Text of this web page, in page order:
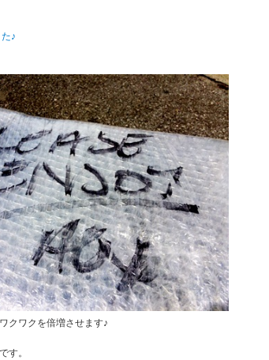
♪
クワクを倍増させます♪
す。